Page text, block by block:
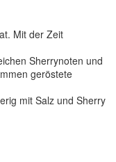
Mit der Zeit
Sherrynoten und
geröstete
mit Salz und Sherry